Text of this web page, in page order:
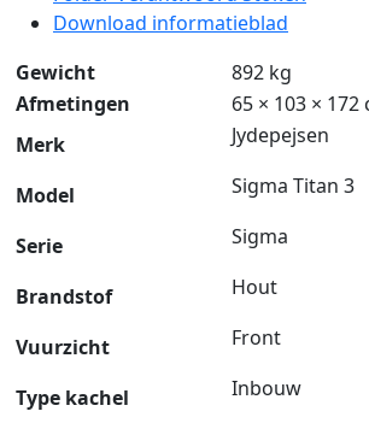
Download informatieblad
Gewicht
892 kg
Afmetingen
65 × 103 × 172
Merk
Jydepejsen
Model Sigma Titan 3
Serie Sigma
Brandstof Hout
Vuurzicht Front
Type kachel Inbouw